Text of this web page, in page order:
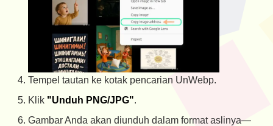
Tempel tautan ke kotak pencarian UnWebp.
Klik "Unduh PNG/JPG".
Gambar Anda akan diunduh dalam format aslinya—